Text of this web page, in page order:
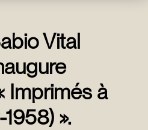
Vital
Imprimés à
».